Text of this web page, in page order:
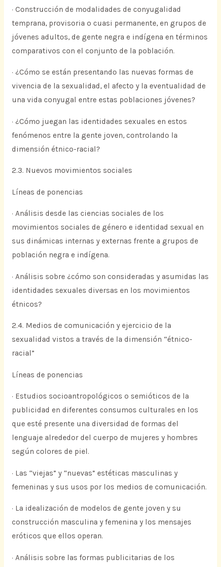
· Construcción de modalidades de conyugalidad
temprana, provisoria o cuasi permanente, en grupos de
jóvenes adultos, de gente negra e indígena en términos
comparativos con el conjunto de la población.
· ¿Cómo se están presentando las nuevas formas de
vivencia de la sexualidad, el afecto y la eventualidad de
una vida conyugal entre estas poblaciones jóvenes?
· ¿Cómo juegan las identidades sexuales en estos
fenómenos entre la gente joven, controlando la
dimensión étnico-racial?
2.3. Nuevos movimientos sociales
Líneas de ponencias
· Análisis desde las ciencias sociales de los
movimientos sociales de género e identidad sexual en
sus dinámicas internas y externas frente a grupos de
población negra e indígena.
· Análisis sobre ¿cómo son consideradas y asumidas las
identidades sexuales diversas en los movimientos
étnicos?
2.4. Medios de comunicación y ejercicio de la
sexualidad vistos a través de la dimensión “étnico-
racial”
Líneas de ponencias
· Estudios socioantropológicos o semióticos de la
publicidad en diferentes consumos culturales en los
que esté presente una diversidad de formas del
lenguaje alrededor del cuerpo de mujeres y hombres
según colores de piel.
· Las “viejas” y “nuevas” estéticas masculinas y
femeninas y sus usos por los medios de comunicación.
· La idealización de modelos de gente joven y su
construcción masculina y femenina y los mensajes
eróticos que ellos operan.
· Análisis sobre las formas publicitarias de los